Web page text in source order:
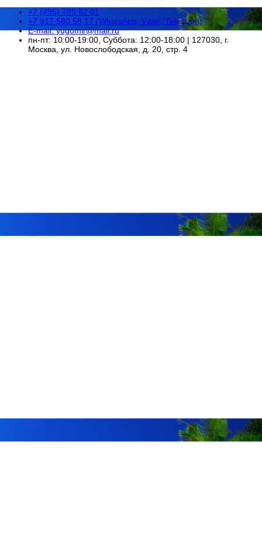
+7 (495) 789 82 01
+7 917 580 58 17 (WhatsApp, Viber, Telegram)
E-mail: yugomir@mail.ru
пн-пт: 10:00-19:00, Суббота: 12:00-18:00 | 127030, г.
Москва, ул. Новослободская, д. 20, стр. 4